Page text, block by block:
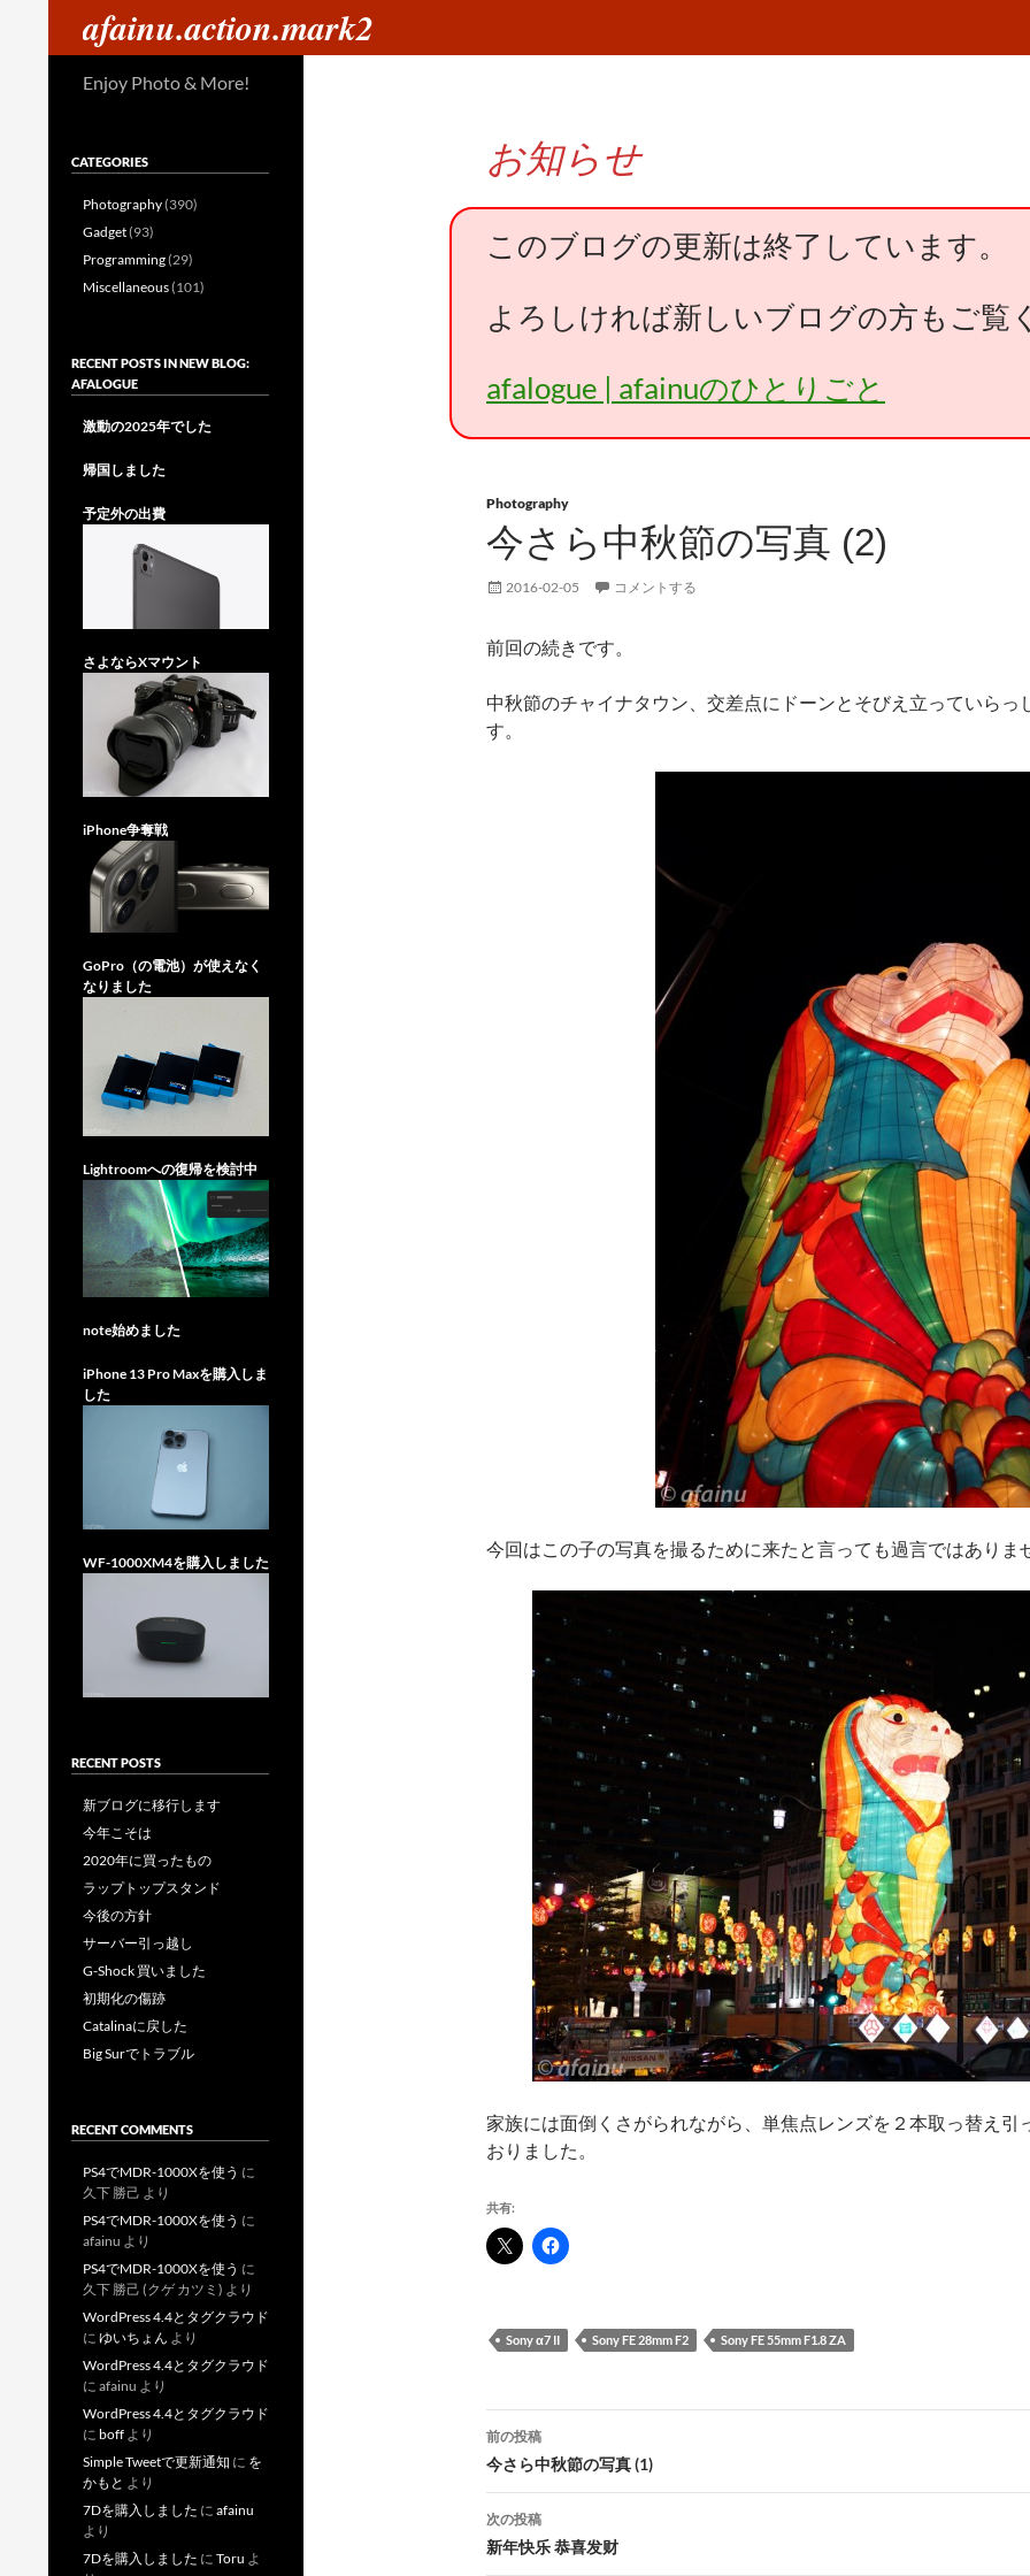
afainu.action.mark2
お知らせ
このブログの更新は終了しています。
よろしければ新しいブログの方もご覧
afalogue | afainuのひとりごと
Photography
今さら中秋節の写真 (2)
2016-02-05 コメントする
前回の続きです。
中秋節のチャイナタウン、交差点にドーンとそびえ立っていら
す。
今回はこの子の写真を撮るために来たと言っても過言ではありま
家族には面倒くさがられながら、単焦点レンズを２本取っ替え
おりました。
共有:
Sony α7 II Sony FE 28mm F2 Sony FE 55mm F1.8 ZA
投
稿
ナ
ビ
前の投稿
今さら中秋節の写真 (1)
次の投稿
新年快乐 恭喜发财
Enjoy Photo & More!
CATEGORIES
Photography(390)
Gadget(93)
Programming(29)
Miscellaneous(101)
RECENT POSTS IN NEW BLOG:
AFALOGUE
激動の2025年でした
帰国しました
予定外の出費
さよならXマウント
iPhone争奪戦
GoPro（の電池）が使えなく
なりました
Lightroomへの復帰を検討中
note始めました
iPhone 13 Pro Maxを購入しま
した
WF-1000XM4を購入しました
RECENT POSTS
新ブログに移行します
今年こそは
2020年に買ったもの
ラップトップスタンド
今後の方針
サーバー引っ越し
G-Shock 買いました
初期化の傷跡
Catalinaに戻した
Big Surでトラブル
RECENT COMMENTS
PS4でMDR-1000Xを使う に
久下 勝己 より
PS4でMDR-1000Xを使う に
afainu より
PS4でMDR-1000Xを使う に
久下 勝己 (クゲ カツミ) より
WordPress 4.4とタグクラウド
に ゆいちょん より
WordPress 4.4とタグクラウド
に afainu より
WordPress 4.4とタグクラウド
に boff より
Simple Tweetで更新通知 に を
かもと より
7Dを購入しました に afainu
より
7Dを購入しました に Toru よ